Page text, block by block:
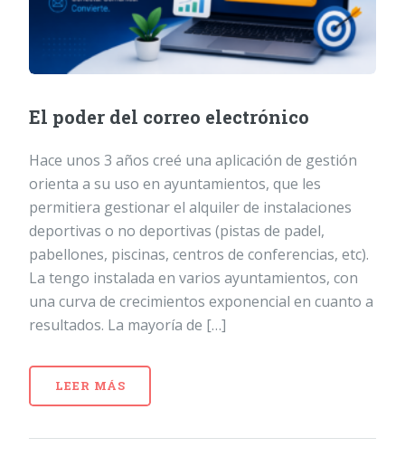
El poder del correo electrónico
Hace unos 3 años creé una aplicación de gestión
orienta a su uso en ayuntamientos, que les
permitiera gestionar el alquiler de instalaciones
deportivas o no deportivas (pistas de padel,
pabellones, piscinas, centros de conferencias, etc).
La tengo instalada en varios ayuntamientos, con
una curva de crecimientos exponencial en cuanto a
resultados. La mayoría de […]
LEER MÁS